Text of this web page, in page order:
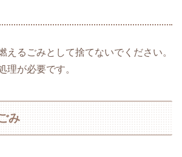
えるごみとして捨てないでください。
理が必要です。
み